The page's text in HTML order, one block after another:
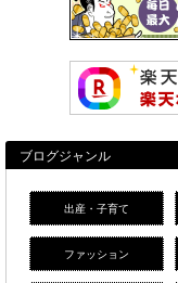
ブログジャンル
出産・子育て
ファッション